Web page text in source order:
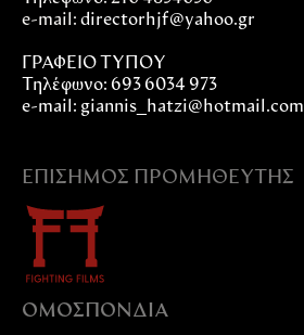
e-mail: directorhjf@yahoo.gr
ΓΡΑΦΕΙΟ ΤΥΠΟΥ
Τηλέφωνο: 693 6034 973
e-mail: giannis_hatzi@hotmail.com
ΕΠΊΣΗΜΟΣ ΠΡΟΜΗΘΕΥΤΉΣ
ΟΜΟΣΠΟΝΔIΑ